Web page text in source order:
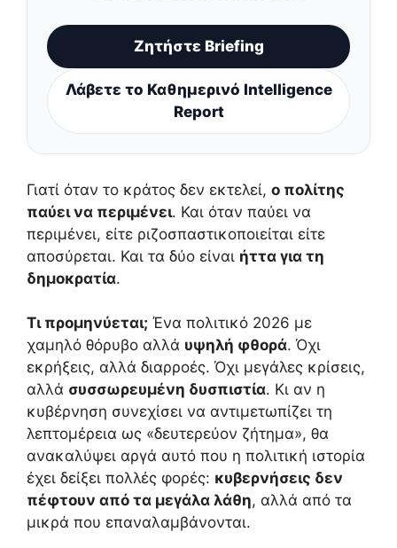
Ζητήστε Briefing
Λάβετε το Καθημερινό Intelligence
Report
Γιατί όταν το κράτος δεν εκτελεί, ο πολίτης
παύει να περιμένει. Και όταν παύει να
περιμένει, είτε ριζοσπαστικοποιείται είτε
αποσύρεται. Και τα δύο είναι ήττα για τη
δημοκρατία.
Τι προμηνύεται; Ένα πολιτικό 2026 με
χαμηλό θόρυβο αλλά υψηλή φθορά. Όχι
εκρήξεις, αλλά διαρροές. Όχι μεγάλες κρίσεις,
αλλά συσσωρευμένη δυσπιστία. Κι αν η
κυβέρνηση συνεχίσει να αντιμετωπίζει τη
λεπτομέρεια ως «δευτερεύον ζήτημα», θα
ανακαλύψει αργά αυτό που η πολιτική ιστορία
έχει δείξει πολλές φορές: κυβερνήσεις δεν
πέφτουν από τα μεγάλα λάθη, αλλά από τα
μικρά που επαναλαμβάνονται.